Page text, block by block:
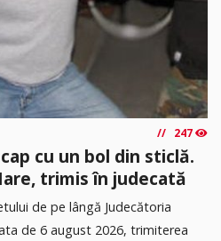
247
cu un bol din sticlă.
trimis în judecată
de pe lângă Judecătoria
de 6 august 2026, trimiterea